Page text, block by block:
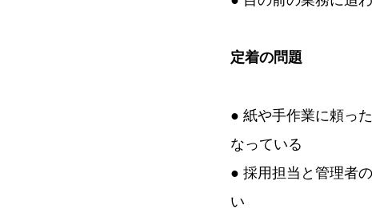
定着の問題
● 紙や手作業に頼っ
なっている
● 採用担当と管理者
い